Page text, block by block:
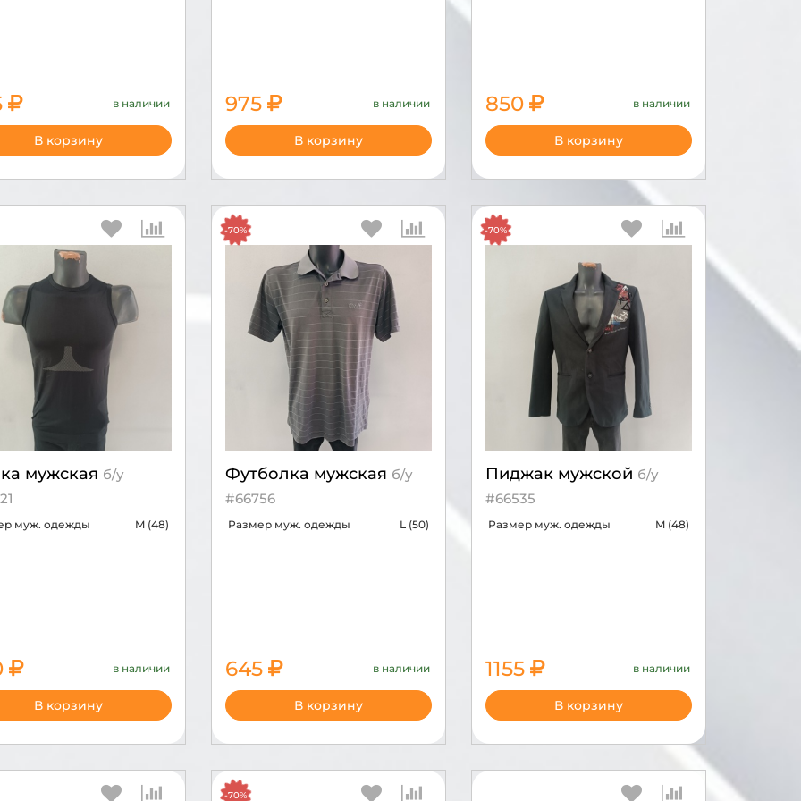
в наличии
2150
В корзину
975 в наличии
3250
В корзину
850 в наличии
В корзину
мужская б/у
муж. одежды M (48)
в наличии
В корзину
Футболка мужская б/у
#66756
Размер муж. одежды L (50)
-70%
645 в наличии
2150
В корзину
Пиджак мужской б/у
#66535
Размер муж. одежды M (48)
-70%
1155 в наличии
3850
В корзину
-70%